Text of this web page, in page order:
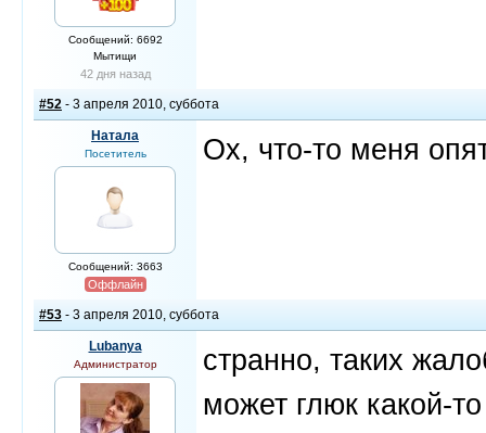
Сообщений: 6692
Мытищи
42 дня назад
#52 - 3 апреля 2010, суббота
Натала
Посетитель
Сообщений: 3663
Оффлайн
Ох, что-то меня
#53 - 3 апреля 2010, суббота
Lubanya
Администратор
странно, таких
может глюк какой-